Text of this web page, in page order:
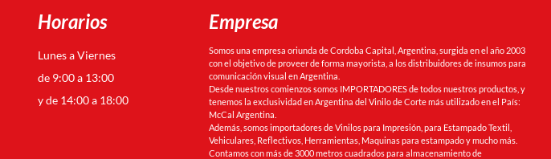
Horarios
Lunes a Viernes
de 9:00 a 13:00
y de 14:00 a 18:00
Empresa
Somos una empresa oriunda de Cordoba Capital, Argentina, surgida en el año 2003
con el objetivo de proveer de forma mayorista, a los distribuidores de insumos para
comunicación visual en Argentina.
Desde nuestros comienzos somos IMPORTADORES de todos nuestros productos, y
tenemos la exclusividad en Argentina del Vinilo de Corte más utilizado en el País:
McCal Argentina.
Además, somos importadores de Vinilos para Impresión, para Estampado Textil,
Vehiculares, Reflectivos, Herramientas, Maquinas para estampado y mucho más.
Contamos con más de 3000 metros cuadrados para almacenamiento de